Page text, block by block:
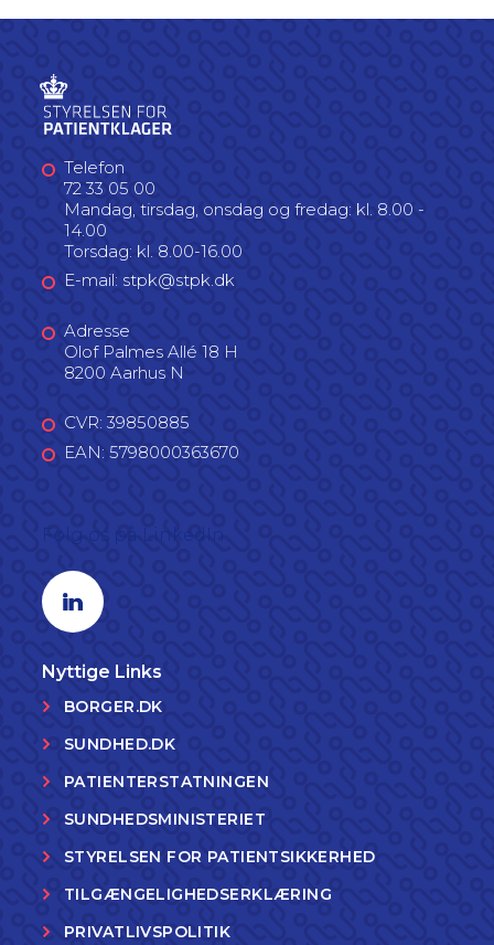
Telefon
72 33 05 00
Mandag, tirsdag, onsdag og fredag: kl. 8.00 -
14.00
Torsdag: kl. 8.00-16.00
E-mail: stpk@stpk.dk
Adresse
Olof Palmes Allé 18 H
8200 Aarhus N
CVR: 39850885
EAN: 5798000363670
Linkedin profil
Nyttige Links
BORGER.DK
SUNDHED.DK
PATIENTERSTATNINGEN
SUNDHEDSMINISTERIET
STYRELSEN FOR PATIENTSIKKERHED
TILGÆNGELIGHEDSERKLÆRING
PRIVATLIVSPOLITIK